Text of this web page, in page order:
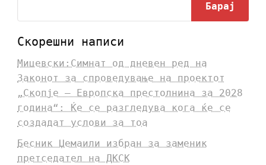
Барај
Скорешни написи
Мицевски:Симнат од дневен ред на
Законот за спроведување на проектот
„Скопје – Европска престолнина за 2028
година“: Ќе се разгледува кога ќе се
создадат услови за тоа
Бесник Џемаили избран за заменик
претседател на ДКСК